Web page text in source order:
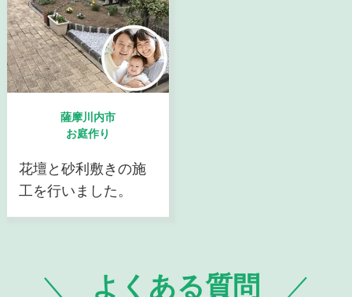
薩摩川内市
お庭作り
花壇と砂利敷きの施
工を行いました。
よくある質問